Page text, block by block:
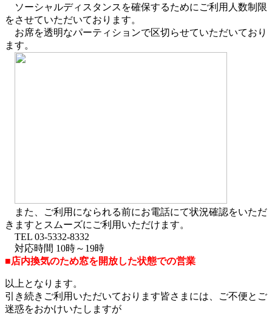
ソーシャルディスタンスを確保するためにご利用人数制限
をさせていただいております。
お席を透明なパーティションで区切らせていただいており
ます。
また、ご利用になられる前にお電話にて状況確認をいただ
きますとスムーズにご利用いただけます。
TEL 03-5332-8332
対応時間 10時～19時
■店内換気のため窓を開放した状態での営業
以上となります。
引き続きご利用いただいております皆さまには、ご不便とご
迷惑をおかけいたしますが